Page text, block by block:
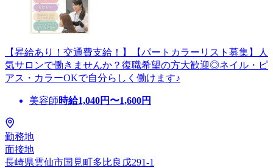
【昇給あり！交通費支給！】【パートカラーリスト募集】人
気サロンで働きませんか？復職希望の方大歓迎◎ネイル・ピ
アス・カラーOKで自分らしく働けます♪
美容師時給1,040円〜1,600円
勤務地
面接地
長崎県雲仙市国見町多比良戊291-1